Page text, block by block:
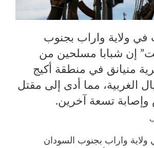
ولاية واراب بجنوب
إن شبابا مسلحين من
منيانق في منطقة أكيج
الغربية، مما أدى إلى مقتل
تسعة آخرين.
واراب بجنوب السودان